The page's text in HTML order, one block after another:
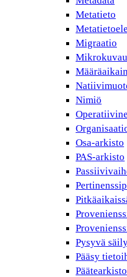
Metatieto
Migraatio
Nimiö
Osa-arkisto
PAS-arkisto
Pysyvä
Pääsy
Päätearkisto